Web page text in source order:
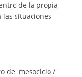
de la propia
las situaciones
del mesociclo /